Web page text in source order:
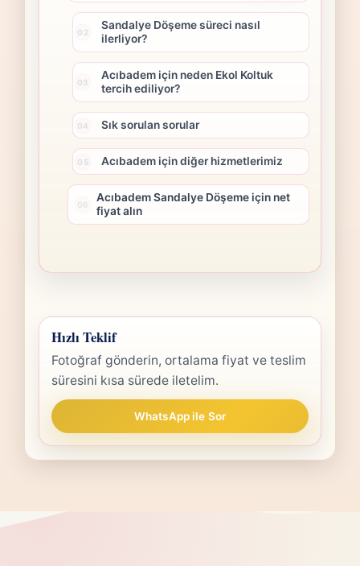
Sandalye Döşeme süreci nasıl
ilerliyor?
Acıbadem için neden Ekol Koltuk
tercih ediliyor?
Sık sorulan sorular
Acıbadem için diğer hizmetlerimiz
Acıbadem Sandalye Döşeme için net
fiyat alın
Hızlı Teklif
Fotoğraf gönderin, ortalama fiyat ve teslim
süresini kısa sürede iletelim.
WhatsApp ile Sor